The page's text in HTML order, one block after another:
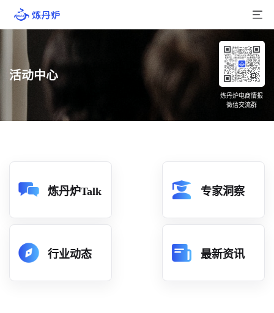
产品介绍
品牌数据
店铺数据
分析
活动中心
炼丹炉电商情报
微信交流群
炼丹炉Talk 专家洞察
行业动态 最新资讯